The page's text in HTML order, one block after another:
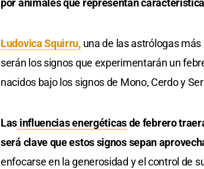
por animales que representan
Ludovica Squirru,una de las astrólogas
serán los signos que experimentarán un
nacidos bajo los signos de Mono, Cerdo y
Las influencias energéticasde febrero
será clave que estos signos sepan
enfocarse en la generosidad y el control de